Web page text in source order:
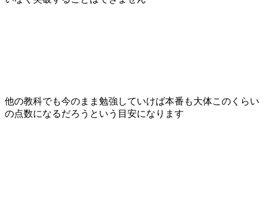
他の教科でも今のまま勉強していけば本番も大体このくらい
の点数になるだろうという目安になります